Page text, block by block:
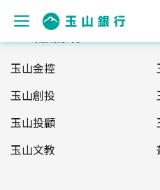
玉山服務網
玉山金控
玉山創投
玉山投顧
玉山文教